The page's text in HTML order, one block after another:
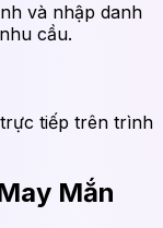
và nhập danh
cầu.
tiếp trên trình
Mắn